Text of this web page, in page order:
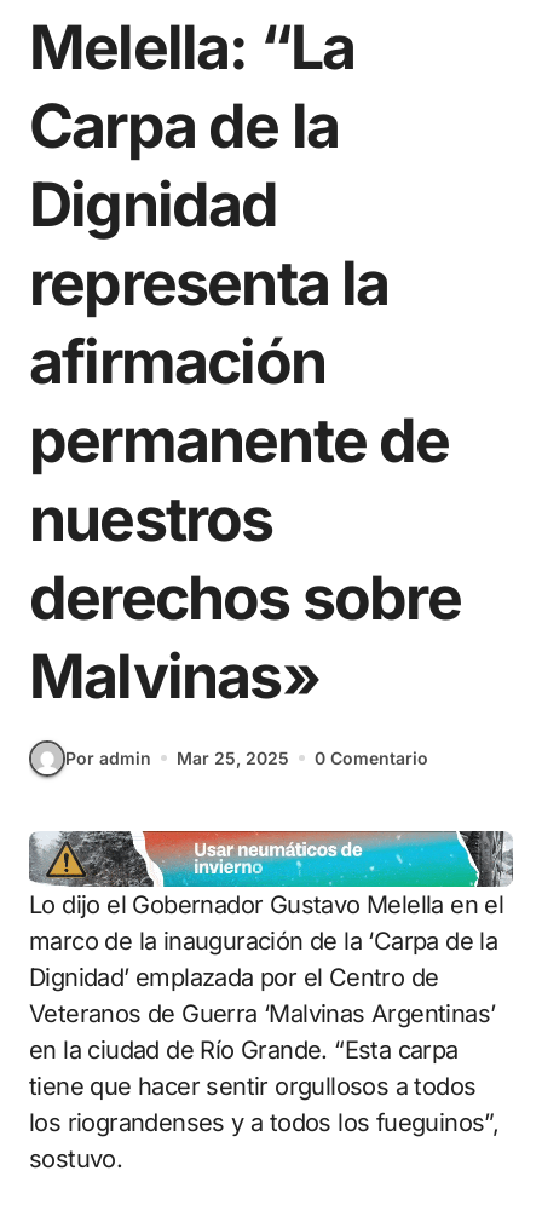
Melella: “La
Carpa de la
Dignidad
representa la
afirmación
permanente de
nuestros
derechos sobre
Malvinas»
Por admin Mar 25, 2025 0 Comentario
Lo dijo el Gobernador Gustavo Melella en el
marco de la inauguración de la ‘Carpa de la
Dignidad’ emplazada por el Centro de
Veteranos de Guerra ‘Malvinas Argentinas’
en la ciudad de Río Grande. “Esta carpa
tiene que hacer sentir orgullosos a todos
los riograndenses y a todos los fueguinos”,
sostuvo.